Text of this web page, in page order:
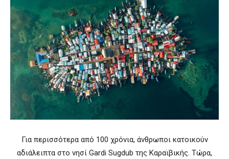
Για περισσότερα από 100 χρόνια, άνθρωποι κατοικούν
αδιάλειπτα στο νησί Gardi Sugdub της Καραϊβικής. Τώρα,